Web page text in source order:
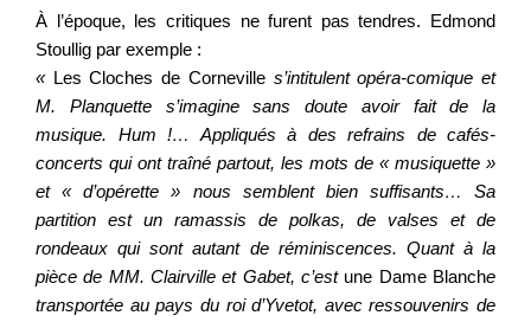
À l’époque, les critiques ne furent pas tendres. Edmond
Stoullig par exemple :
« Les Cloches de Cornevilles’intitulent opéra-comique et
M. Planquette s’imagine sans doute avoir fait de la
musique. Hum !… Appliqués à des refrains de cafés-
concerts qui ont traîné partout, les mots de « musiquette »
et « d’opérette » nous semblent bien suffisants… Sa
partition est un ramassis de polkas, de valses et de
rondeaux qui sont autant de réminiscences. Quant à la
pièce de MM. Clairville et Gabet, c’est une Dame Blanche
transportée au pays du roi d’Yvetot, avec ressouvenirs de